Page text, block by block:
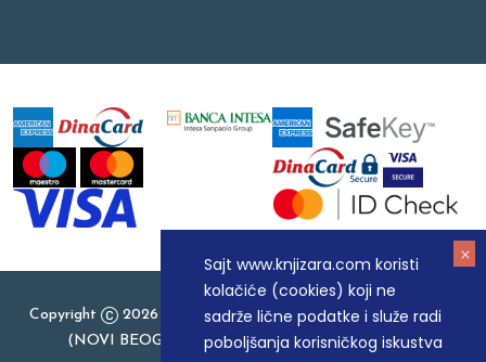
Sajt www.knjizara.com koristi
kolačiće (cookies) koji ne
sadrže lične podatke i služe radi
poboljšanja korisničkog iskustva
Copyright
2026 Knjizara.com - MAKART DOO BEOGRAD
(NOVI BEOGRAD), PIB: 105184104, MB: 20337524